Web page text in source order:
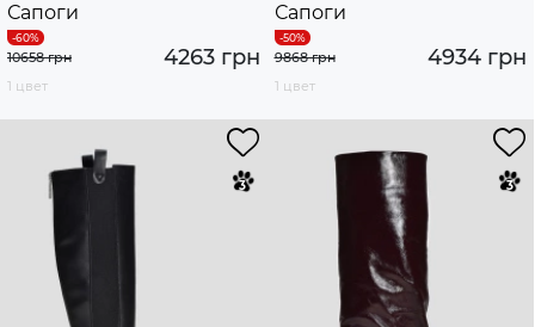
Сапоги
4263 грн
10658 грн
1 цвет
Сапоги
4934 грн
9868 грн
1 цвет